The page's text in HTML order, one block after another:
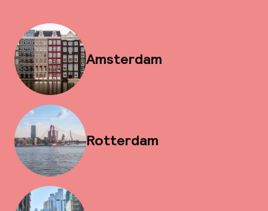
Amsterdam
Rotterdam